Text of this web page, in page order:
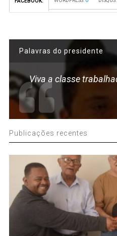
Palavras do presidente
Viva a classe
Publicações recentes